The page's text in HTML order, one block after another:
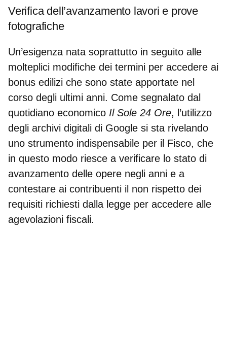
Verifica dell’avanzamento lavori e prove
fotografiche
Un’esigenza nata soprattutto in seguito alle
molteplici modifiche dei termini per accedere ai
bonus edilizi che sono state apportate nel
corso degli ultimi anni. Come segnalato dal
quotidiano economico Il Sole 24 Ore, l’utilizzo
degli archivi digitali di Google si sta rivelando
uno strumento indispensabile per il Fisco, che
in questo modo riesce a verificare lo stato di
avanzamento delle opere negli anni e a
contestare ai contribuenti il non rispetto dei
requisiti richiesti dalla legge per accedere alle
agevolazioni fiscali.